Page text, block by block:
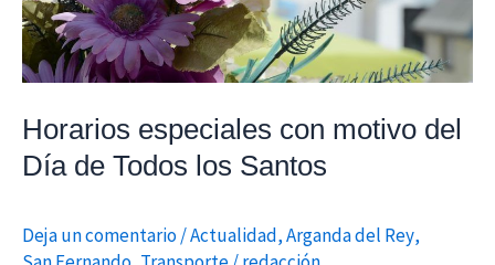
Horarios especiales con motivo del
Día de Todos los Santos
Deja un comentario/Actualidad,Arganda del Rey,
Todos
los
Santos